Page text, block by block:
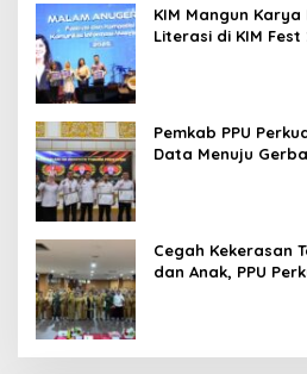
KIM Mangun
Literasi di KIM
Pemkab PPU
Data Menuju
Cegah Kekerasan
dan Anak, PPU